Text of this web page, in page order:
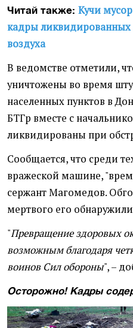
Читай также: Кучи
кадры ликвидированных
воздуха
В ведомстве отметили,
уничтожены во время
населенных пунктов в
БТГр вместе с
ликвидированы при
Сообщается, что среди
вражеской машине,
сержант Магомедов.
мертвого его
"Превращение здоровых
возможным благодаря
воинов Сил обороны", –
Осторожно! Кадры